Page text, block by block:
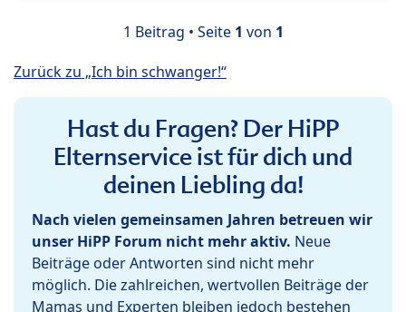
1 Beitrag • Seite 1 von 1
Zurück zu „Ich bin schwanger!“
Hast du Fragen? Der HiPP
Elternservice ist für dich und
deinen Liebling da!
Nach vielen gemeinsamen Jahren betreuen wir
unser HiPP Forum nicht mehr aktiv. Neue
Beiträge oder Antworten sind nicht mehr
möglich. Die zahlreichen, wertvollen Beiträge der
Mamas und Experten bleiben jedoch bestehen